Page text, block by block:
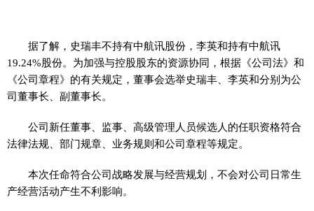
据了解，史瑞丰不持有中航讯股份，李英和持有中航讯
19.24%股份。为加强与控股股东的资源协同，根据《公司法》和
《公司章程》的有关规定，董事会选举史瑞丰、李英和分别为公
司董事长、副董事长。
公司新任董事、监事、高级管理人员候选人的任职资格符合
法律法规、部门规章、业务规则和公司章程等规定。
本次任命符合公司战略发展与经营规划，不会对公司日常生
产经营活动产生不利影响。